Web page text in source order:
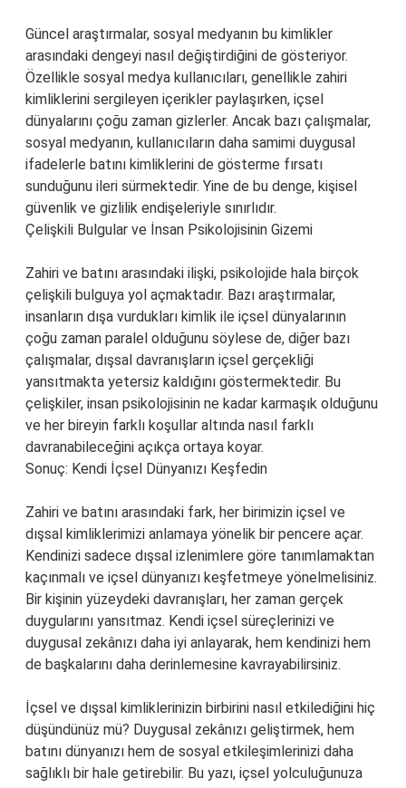
Güncel araştırmalar, sosyal medyanın bu kimlikler
arasındaki dengeyi nasıl değiştirdiğini de gösteriyor.
Özellikle sosyal medya kullanıcıları, genellikle zahiri
kimliklerini sergileyen içerikler paylaşırken, içsel
dünyalarını çoğu zaman gizlerler. Ancak bazı çalışmalar,
sosyal medyanın, kullanıcıların daha samimi duygusal
ifadelerle batını kimliklerini de gösterme fırsatı
sunduğunu ileri sürmektedir. Yine de bu denge, kişisel
güvenlik ve gizlilik endişeleriyle sınırlıdır.
Çelişkili Bulgular ve İnsan Psikolojisinin Gizemi
Zahiri ve batını arasındaki ilişki, psikolojide hala birçok
çelişkili bulguya yol açmaktadır. Bazı araştırmalar,
insanların dışa vurdukları kimlik ile içsel dünyalarının
çoğu zaman paralel olduğunu söylese de, diğer bazı
çalışmalar, dışsal davranışların içsel gerçekliği
yansıtmakta yetersiz kaldığını göstermektedir. Bu
çelişkiler, insan psikolojisinin ne kadar karmaşık olduğunu
ve her bireyin farklı koşullar altında nasıl farklı
davranabileceğini açıkça ortaya koyar.
Sonuç: Kendi İçsel Dünyanızı Keşfedin
Zahiri ve batını arasındaki fark, her birimizin içsel ve
dışsal kimliklerimizi anlamaya yönelik bir pencere açar.
Kendinizi sadece dışsal izlenimlere göre tanımlamaktan
kaçınmalı ve içsel dünyanızı keşfetmeye yönelmelisiniz.
Bir kişinin yüzeydeki davranışları, her zaman gerçek
duygularını yansıtmaz. Kendi içsel süreçlerinizi ve
duygusal zekânızı daha iyi anlayarak, hem kendinizi hem
de başkalarını daha derinlemesine kavrayabilirsiniz.
İçsel ve dışsal kimliklerinizin birbirini nasıl etkilediğini hiç
düşündünüz mü? Duygusal zekânızı geliştirmek, hem
batını dünyanızı hem de sosyal etkileşimlerinizi daha
sağlıklı bir hale getirebilir. Bu yazı, içsel yolculuğunuza